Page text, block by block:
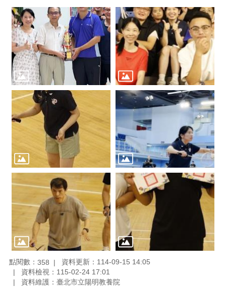
點閱數： 358
資料更新：114-09-15 14:05
資料檢視：115-02-24 17:01
資料維護：臺北市立陽明教養院